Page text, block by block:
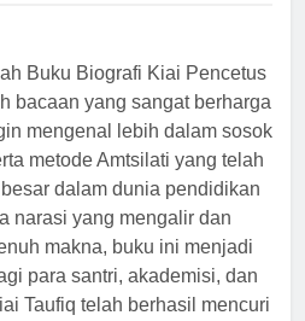
Buku Biografi Kiai Pencetus
bacaan yang sangat berharga
mengenal lebih dalam sosok
metode Amtsilati yang telah
dalam dunia pendidikan
narasi yang mengalir dan
makna, buku ini menjadi
para santri, akademisi, dan
Taufiq telah berhasil mencuri